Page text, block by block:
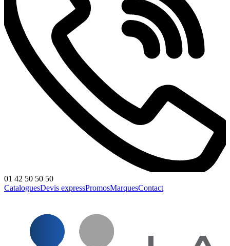
01 42 50 50 50
CataloguesDevis expressPromosMarquesContact